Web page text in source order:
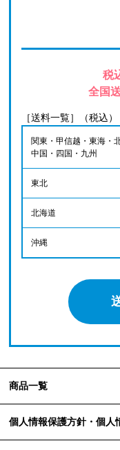
税
全国
［送料一覧］（税込）
関東・甲信越・東海・
中国・四国・九州
東北
北海道
沖縄
商品一覧
個人情報保護方針・個人